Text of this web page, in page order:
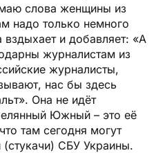
слова женщины из
надо только немного
и добавляет: «А
журналистам из
журналисты,
нас бы здесь
Она не идёт
Южный – это её
там сегодня могут
(стукачи) СБУ Украины.